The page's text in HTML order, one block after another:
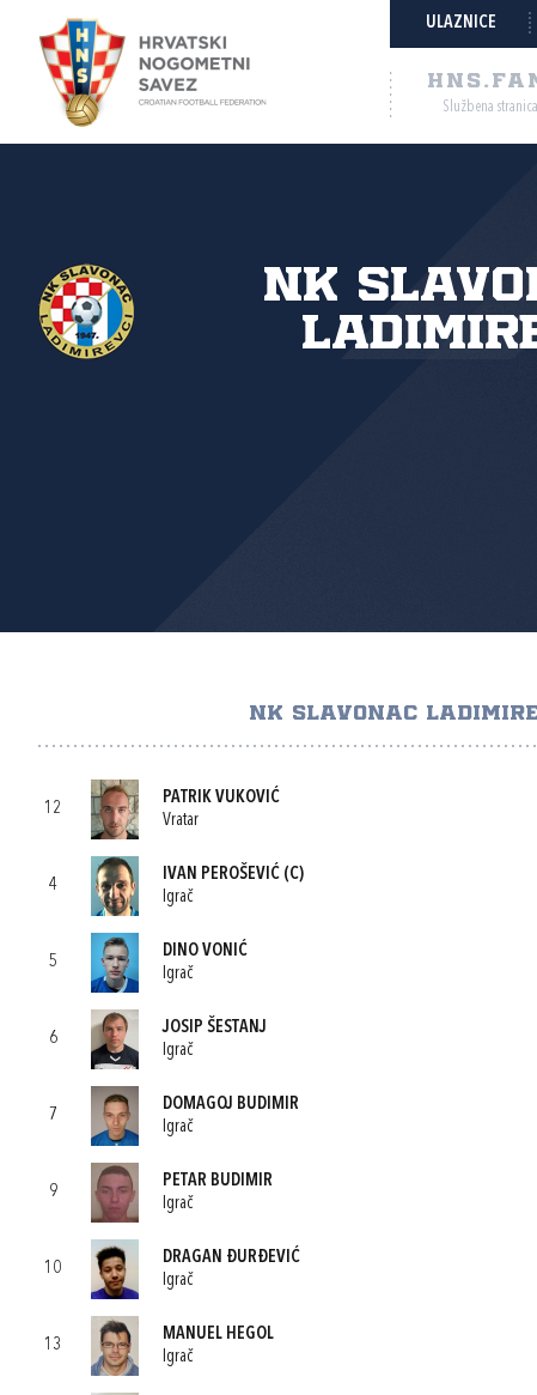
ULAZNICE
Službena
NK
NK SLAVONAC
12
PATRIK VUKOVIĆ
Vratar
4
IVAN PEROŠEVIĆ (C)
Igrač
5
DINO VONIĆ
Igrač
6
JOSIP ŠESTANJ
Igrač
7
DOMAGOJ BUDIMIR
Igrač
9
PETAR BUDIMIR
Igrač
10
DRAGAN ĐURĐEVIĆ
Igrač
13
MANUEL HEGOL
Igrač